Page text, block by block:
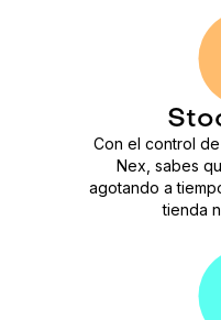
Con el control
Nex, sabes
agotando a
tienda